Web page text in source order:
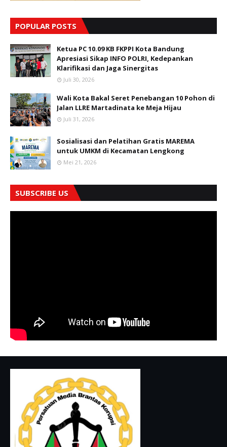
POPULAR POSTS
Ketua PC 10.09 KB FKPPI Kota Bandung
Apresiasi Sikap INFO POLRI, Kedepankan
Klarifikasi dan Jaga Sinergitas
Juli 30, 2026
Wali Kota Bakal Seret Penebangan 10 Pohon di
Jalan LLRE Martadinata ke Meja Hijau
Juli 31, 2026
Sosialisasi dan Pelatihan Gratis MAREMA
untuk UMKM di Kecamatan Lengkong
Mei 21, 2026
SUBSCRIBE US